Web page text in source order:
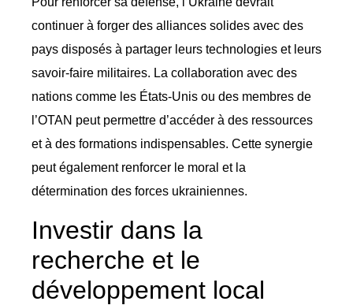
continuer à forger des alliances solides avec des
pays disposés à partager leurs technologies et leurs
savoir-faire militaires. La collaboration avec des
nations comme les États-Unis ou des membres de
l’OTAN peut permettre d’accéder à des ressources
et à des formations indispensables. Cette synergie
peut également renforcer le moral et la
détermination des forces ukrainiennes.
Investir dans la
recherche et le
développement local